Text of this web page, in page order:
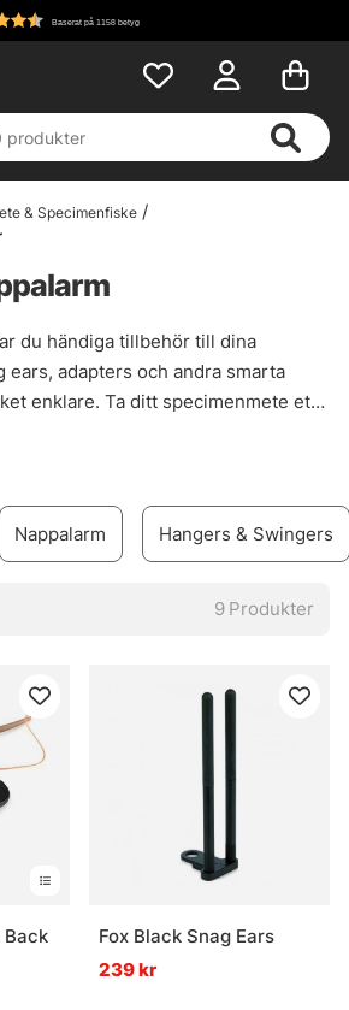
Baserat på 1158 betyg
& Specimenfiske
du händiga tillbehör till dina
ears, adapters och andra smarta
enklare. Ta ditt specimenmete ett
Nappalarm Hangers & Swingers
9 Produkter
Back
Fox Black Snag Ears
239 kr